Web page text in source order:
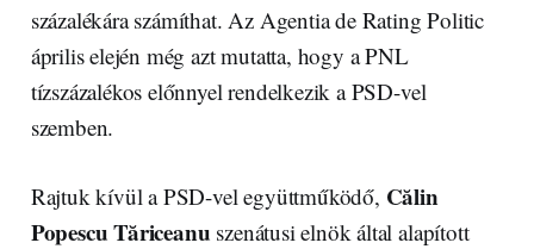
százalékára számíthat. Az Agentia de Rating Politic
április elején még azt mutatta, hogy a PNL
tízszázalékos előnnyel rendelkezik a PSD-vel
szemben.
Rajtuk kívül a PSD-vel együttműködő, Călin
Popescu Tăriceanu szenátusi elnök által alapított